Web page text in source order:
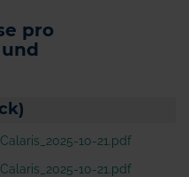
pro
10-21.pdf
10-21.pdf